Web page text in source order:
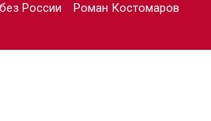
России
Роман Костомаров